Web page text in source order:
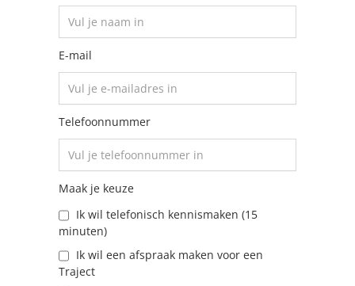
E-mail
Telefoonnummer
Maak je keuze
Ik wil telefonisch kennismaken (15
minuten)
Ik wil een afspraak maken voor een
Traject